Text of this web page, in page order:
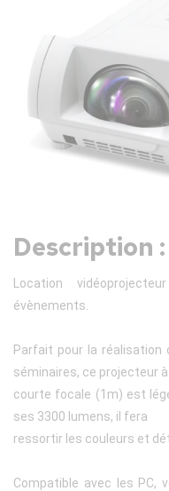
Description :
Location
évènements.
Parfait pour la réalisation
séminaires, ce projecteur à
courte focale (1m) est
ses 3300 lumens, il fera
ressortir les couleurs et
Compatible avec les PC,